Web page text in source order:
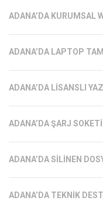
ADANA’DA KURUMSAL
ADANA’DA LAPTOP
ADANA’DA LISANSLI
ADANA’DA ŞARJ
ADANA’DA SILINEN
ADANA’DA TEKNIK